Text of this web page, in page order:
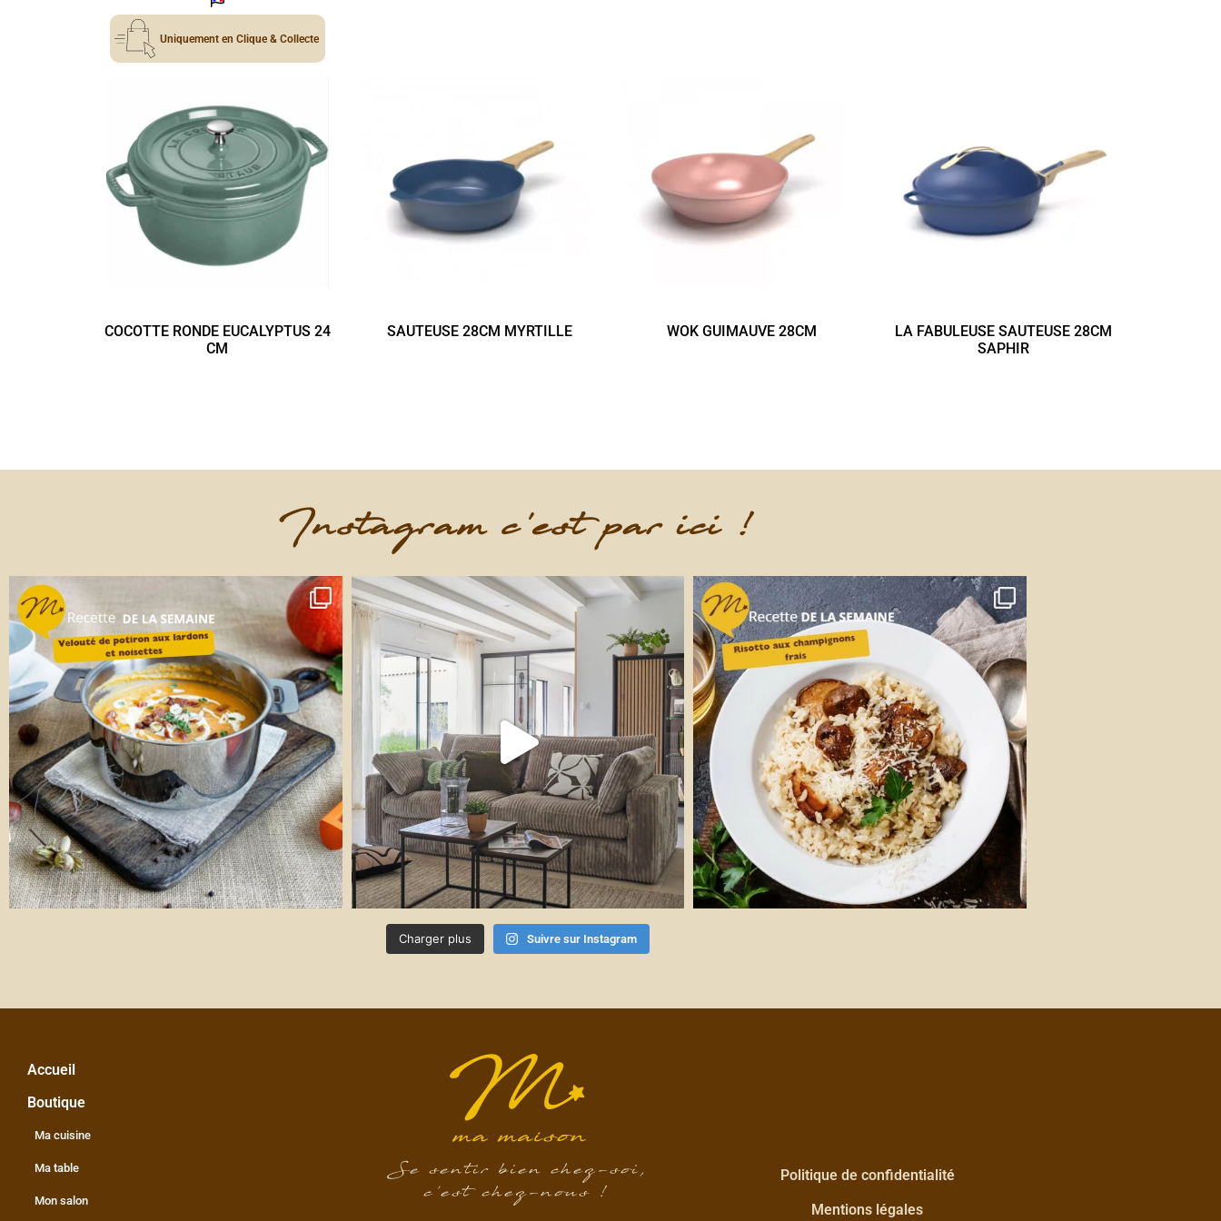
Uniquement en Clique & Collecte
COCOTTE RONDE EUCALYPTUS 24
CM
SAUTEUSE 28CM MYRTILLE WOK GUIMAUVE 28CM
LA FABULEUSE SAUTEUSE 28CM
SAPHIR
Instagram c'est par ici !
Charger plus Suivre sur Instagram
Accueil
Boutique
Ma cuisine
Ma table
Mon salon
Se sentir bien chez-soi,
c’est chez-nous !
Politique de confidentialité
Mentions légales